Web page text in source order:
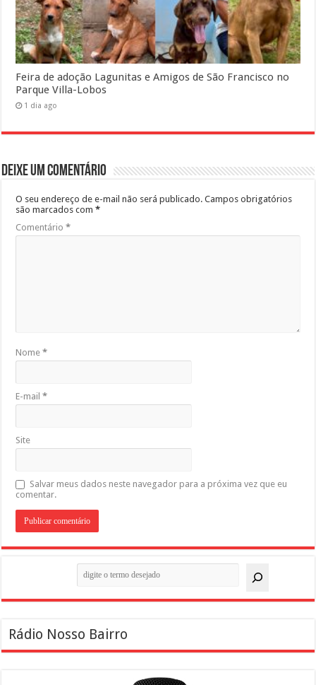
Feira de adoção Lagunitas e Amigos de São Francisco no
Parque Villa-Lobos
1 dia ago
Deixe um comentário
O seu endereço de e-mail não será publicado. Campos obrigatórios
são marcados com*
Comentário*
Nome*
E-mail*
Site
Salvar meus dados neste navegador para a próxima vez que eu
comentar.
Rádio Nosso Bairro